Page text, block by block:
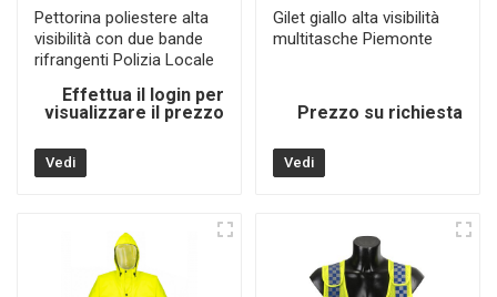
Pettorina poliestere alta
visibilità con due bande
rifrangenti Polizia Locale
Effettua il login per
visualizzare il prezzo
Vedi
Gilet giallo alta visibilità
multitasche Piemonte
Prezzo su richiesta
Vedi